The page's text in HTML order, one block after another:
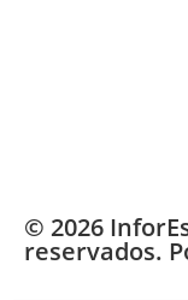
© 2026
reservados.